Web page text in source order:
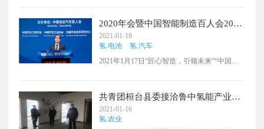
后，在短短两个多月的时间里，已接到订单近
4000万元。
2020年会暨中国智能制造百人会2021
年会在京举行
2021-01-18
氢.电池
氢.汽车
2021年1月17日“匠心智造，引领未来”“中国信
是《中国信息化》杂志举办的首届“iTECH”线
上年会，也是百人会举办的第五届年会。围绕
工信部“十四五”工作重点，与会专家共同研讨
实体企业数智化转型升级新思路、实体经济高
共青团桓台县委接洽鲁中氢能产业化
应用示范园项目
2021-01-16
氢.农业